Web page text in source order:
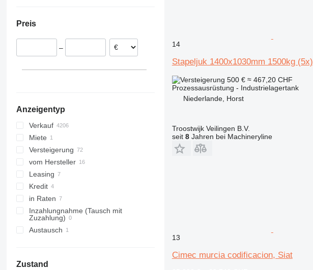
Belgien
Portugal
Kasachstan
Israel
Kolumbien
Preis
–
Anzeigentyp
Verkauf
Miete
Versteigerung
vom Hersteller
Leasing
Kredit
in Raten
Inzahlungnahme (Tausch mit
Zuzahlung)
Austausch
Zustand
14
Stapeljuk 1400x1030mm 1500kg (5x)
500 € ≈ 467,20 CHF
Prozessausrüstung - Industrielagertank
Niederlande, Horst
Troostwijk Veilingen B.V.
seit 8Jahren bei Machineryline
13
Cimec murcia codificacion, Siat